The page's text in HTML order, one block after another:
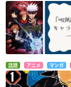
話題 アニメ マンガ